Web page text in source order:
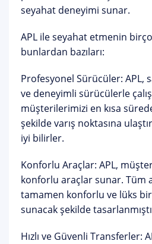
seyahat deneyimi sunar.
APL ile seyahat etmenin
bunlardan bazıları:
Profesyonel Sürücüler: APL,
ve deneyimli sürücülerle
müşterilerimizi en kısa
şekilde varış noktasına
iyi bilirler.
Konforlu Araçlar: APL,
konforlu araçlar sunar. Tüm
tamamen konforlu ve lüks
sunacak şekilde
Hızlı ve Güvenli Transferler: